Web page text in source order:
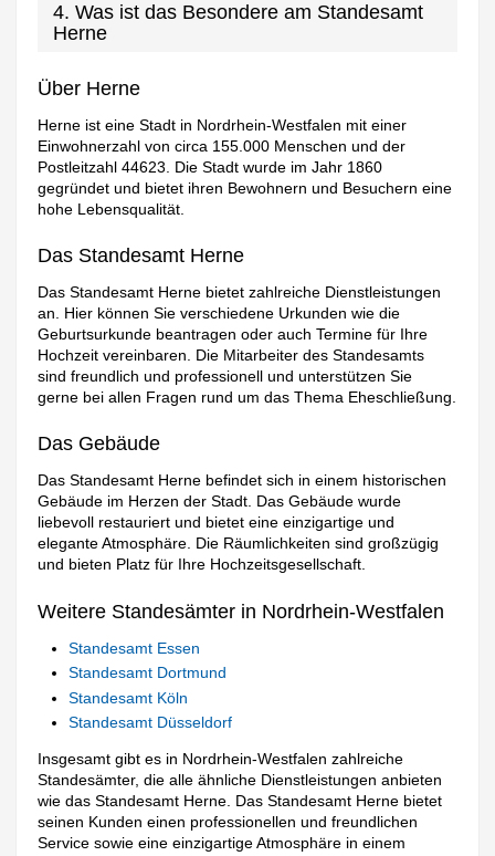
4. Was ist das Besondere am Standesamt
Herne
Über Herne
Herne ist eine Stadt in Nordrhein-Westfalen mit einer
Einwohnerzahl von circa 155.000 Menschen und der
Postleitzahl 44623. Die Stadt wurde im Jahr 1860
gegründet und bietet ihren Bewohnern und Besuchern eine
hohe Lebensqualität.
Das Standesamt Herne
Das Standesamt Herne bietet zahlreiche Dienstleistungen
an. Hier können Sie verschiedene Urkunden wie die
Geburtsurkunde beantragen oder auch Termine für Ihre
Hochzeit vereinbaren. Die Mitarbeiter des Standesamts
sind freundlich und professionell und unterstützen Sie
gerne bei allen Fragen rund um das Thema Eheschließung.
Das Gebäude
Das Standesamt Herne befindet sich in einem historischen
Gebäude im Herzen der Stadt. Das Gebäude wurde
liebevoll restauriert und bietet eine einzigartige und
elegante Atmosphäre. Die Räumlichkeiten sind großzügig
und bieten Platz für Ihre Hochzeitsgesellschaft.
Weitere Standesämter in Nordrhein-Westfalen
Standesamt Essen
Standesamt Dortmund
Standesamt Köln
Standesamt Düsseldorf
Insgesamt gibt es in Nordrhein-Westfalen zahlreiche
Standesämter, die alle ähnliche Dienstleistungen anbieten
wie das Standesamt Herne. Das Standesamt Herne bietet
seinen Kunden einen professionellen und freundlichen
Service sowie eine einzigartige Atmosphäre in einem